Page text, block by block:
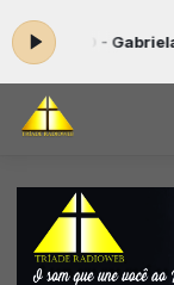
- Gabriela Gomes,